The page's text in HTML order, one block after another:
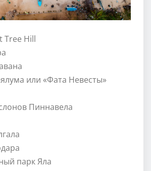
Tree Hill
или «Фата Невесты»
Пиннавела
парк Яла